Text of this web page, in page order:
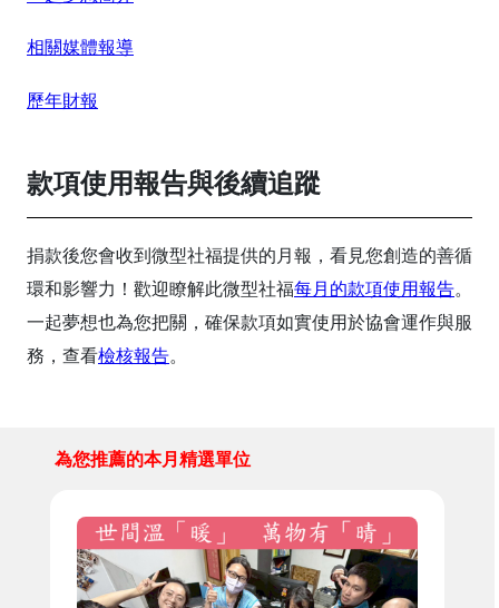
相關媒體報導
歷年財報
款項使用報告與後續追蹤
捐款後您會收到微型社福提供的月報，看見您創造的善循
環和影響力！歡迎瞭解此微型社福每月的款項使用報告。
一起夢想也為您把關，確保款項如實使用於協會運作與服
務，查看檢核報告。
為您推薦的本月精選單位